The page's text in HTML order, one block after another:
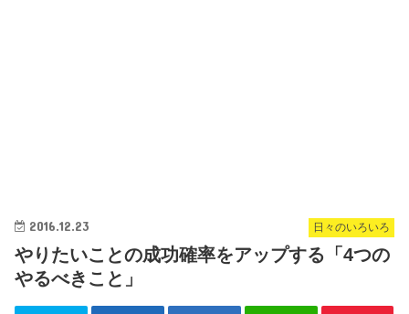
日々のいろいろ
2016.12.23
やりたいことの成功確率をアップする「4つの
やるべきこと」